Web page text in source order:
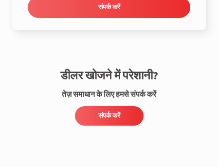
संपर्क करें
डीलर खोजने में परेशानी?
तेज़ समाधान के लिए हमसे संपर्क करें
संपर्क करें